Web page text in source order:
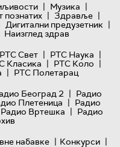
| Музика |
познатих | Здравље |
Дигитални предузетник |
Наизглед здрав
РТС Свет | РТС Наука |
Класика | РТС Коло |
| РТС Полетарац
Београд 2 | Радио
Плетеница | Радио
Радио Вртешка | Радио
набавке | Конкурси |